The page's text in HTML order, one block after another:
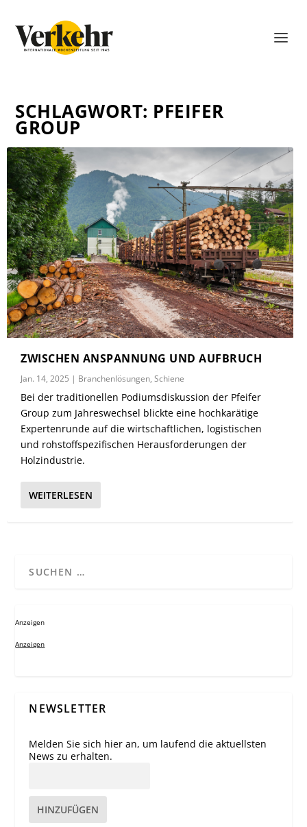
SCHLAGWORT: PFEIFER
GROUP
ZWISCHEN ANSPANNUNG UND AUFBRUCH
Jan. 14, 2025 | Branchenlösungen,Schiene
Bei der traditionellen Podiumsdiskussion der Pfeifer
Group zum Jahreswechsel blickte eine hochkarätige
Expertenrunde auf die wirtschaftlichen, logistischen
und rohstoffspezifischen Herausforderungen der
Holzindustrie.
WEITERLESEN
Anzeigen
Anzeigen
NEWSLETTER
Melden Sie sich hier an, um laufend die aktuellsten
News zu erhalten.
HINZUFÜGEN